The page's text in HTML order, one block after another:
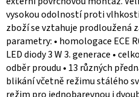
vysokou odolností proti
zboží se vztahuje prodloužená
parametry: • homologace ECE
LED diody 3 W 3. generace •
odběr proudu • 13 různých
blikání včetně režimu stálého